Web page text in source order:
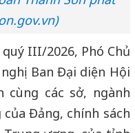
III/2026, Phó Chủ
Ban Đại diện Hội
cùng các sở, ngành
Đảng, chính sách